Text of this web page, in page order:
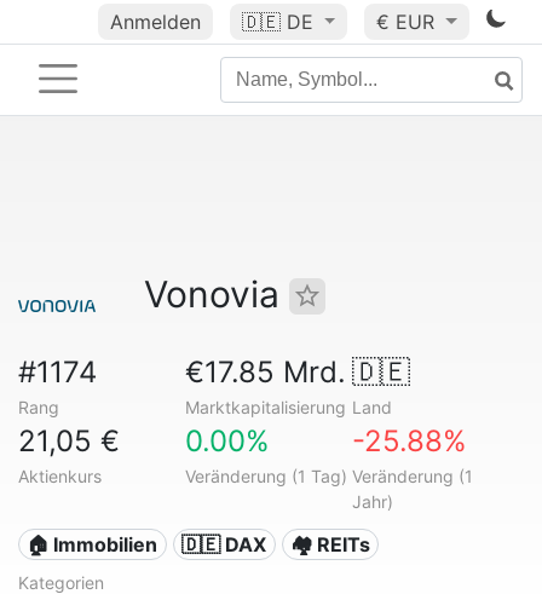
Anmelden 🇩🇪 DE € EUR
Vonovia
#1174
Rang
€17.85 Mrd.
Marktkapitalisierung
🇩🇪
Land
21,05 €
Aktienkurs
0.00%
Veränderung (1 Tag)
-25.88%
Veränderung (1
Jahr)
🏠 Immobilien 🇩🇪 DAX 🏘️ REITs
Kategorien